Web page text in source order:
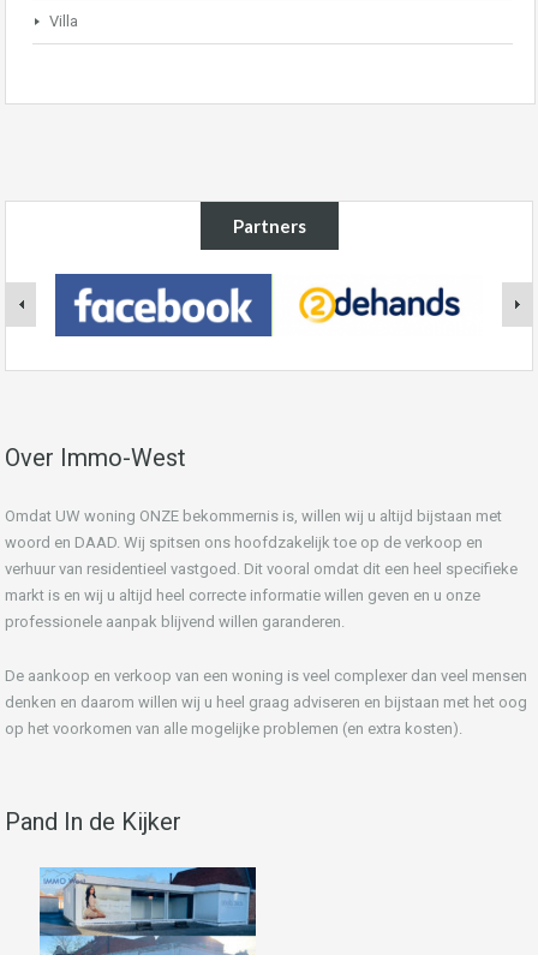
Villa
Partners
Over Immo-West
Omdat UW woning ONZE bekommernis is, willen wij u altijd bijstaan met
woord en DAAD. Wij spitsen ons hoofdzakelijk toe op de verkoop en
verhuur van residentieel vastgoed. Dit vooral omdat dit een heel specifieke
markt is en wij u altijd heel correcte informatie willen geven en u onze
professionele aanpak blijvend willen garanderen.
De aankoop en verkoop van een woning is veel complexer dan veel mensen
denken en daarom willen wij u heel graag adviseren en bijstaan met het oog
op het voorkomen van alle mogelijke problemen (en extra kosten).
Pand In de Kijker